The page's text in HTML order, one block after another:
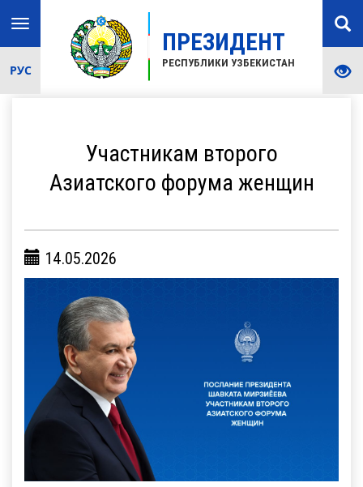
ПРЕЗИДЕНТ
РЕСПУБЛИКИ УЗБЕКИСТАН
Toggle
navigation
РУС
Участникам второго
Азиатского форума женщин
14.05.2026